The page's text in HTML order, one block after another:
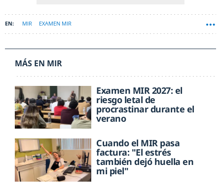
MIR EXAMEN MIR
MÁS EN MIR
Examen MIR 2027: el
riesgo letal de
procrastinar durante el
verano
Cuando el MIR pasa
factura: "El estrés
también dejó huella en
mi piel"